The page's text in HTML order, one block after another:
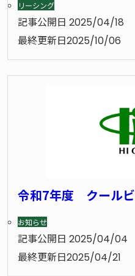
リーシング
記事公開日 2025/04/18
最終更新日2025/10/06
令和7年度 クール
お知らせ
記事公開日 2025/04/04
最終更新日2025/04/21